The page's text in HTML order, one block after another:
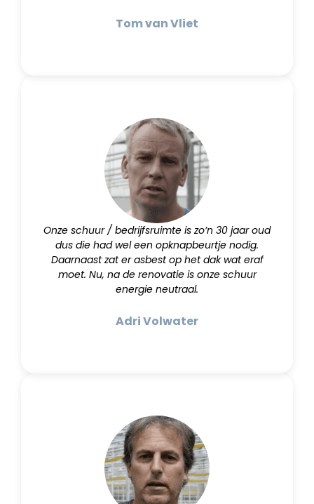
Tom van Vliet
Onze schuur / bedrijfsruimte is zo’n 30 jaar oud
dus die had wel een opknapbeurtje nodig.
Daarnaast zat er asbest op het dak wat eraf
moet. Nu, na de renovatie is onze schuur
energie neutraal.
Adri Volwater